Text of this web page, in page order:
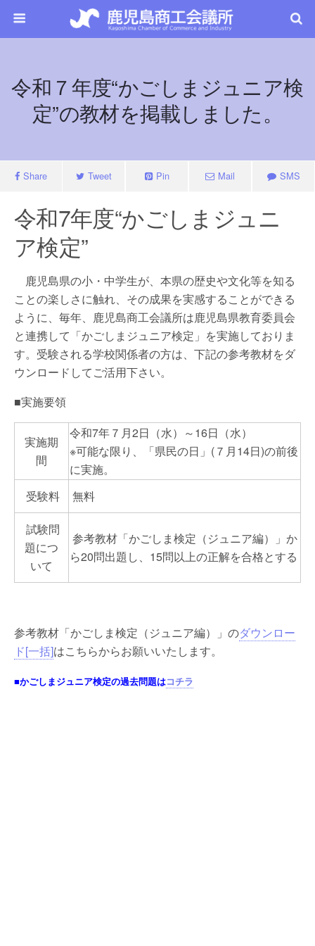
令和７年度“かごしまジュニア検
定”の教材を掲載しました。
Share Tweet Pin Mail SMS
令和7年度“かごしまジュニ
ア検定”
鹿児島県の小・中学生が、本県の歴史や文化等を知る
ことの楽しさに触れ、その成果を実感することができる
ように、毎年、鹿児島商工会議所は鹿児島県教育委員会
と連携して「かごしまジュニア検定」を実施しておりま
す。受験される学校関係者の方は、下記の参考教材をダ
ウンロードしてご活用下さい。
■実施要領
実施期
間
令和7年７月2日（水）～16日（水）
※可能な限り、「県民の日」(７月14日)の前後
に実施。
受験料
無料
試験問
題につ
いて
参考教材「かごしま検定（ジュニア編）」か
ら20問出題し、15問以上の正解を合格とする
参考教材「かごしま検定（ジュニア編）」のダウンロー
ド[一括]はこちらからお願いいたします。
■かごしまジュニア検定の過去問題はコチラ